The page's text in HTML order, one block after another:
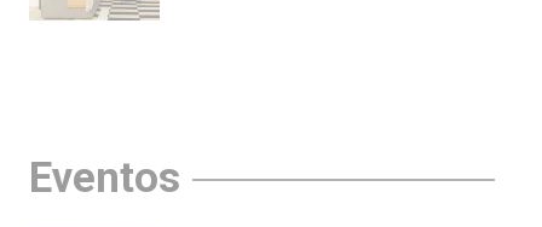
Eventos